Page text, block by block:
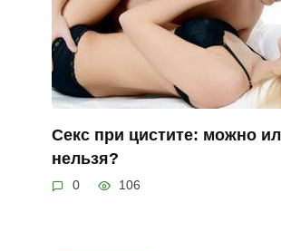
Секс при цистите: можно
нельзя?
0 106